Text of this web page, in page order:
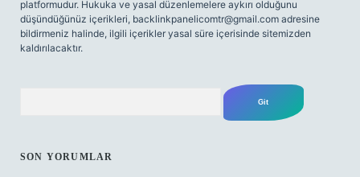
platformudur. Hukuka ve yasal düzenlemelere aykırı olduğunu
düşündüğünüz içerikleri, backlinkpanelicomtr@gmail.com adresine
bildirmeniz halinde, ilgili içerikler yasal süre içerisinde sitemizden
kaldırılacaktır.
SON YORUMLAR